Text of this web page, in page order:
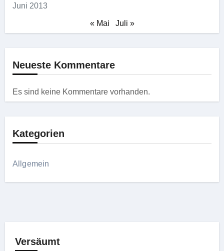
Juni 2013
« Mai Juli »
Neueste Kommentare
Es sind keine Kommentare vorhanden.
Kategorien
Allgemein
Versäumt